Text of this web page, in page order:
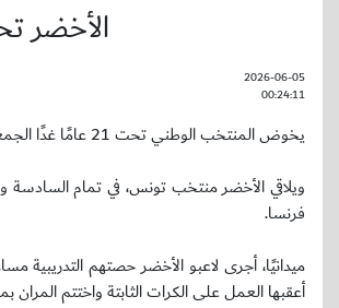
الأخضر تحت21 يواجه تونس ضمن بطولة
2026-06-05
00:24:11
يخوض المنتخب الوطني تحت 21 عامًا غدًا الجمعة مباراته ضمن دور المجموعات من بطولة موريس ريفيلو الدولية (تولون) في فرنسا.
ويلاقي الأخضر منتخب تونس، في تمام
فرنسا.
ميدانيًا، أجرى لاعبو الأخضر حصتهم التدريبية
أعقبها العمل على الكرات الثابتة واختتم